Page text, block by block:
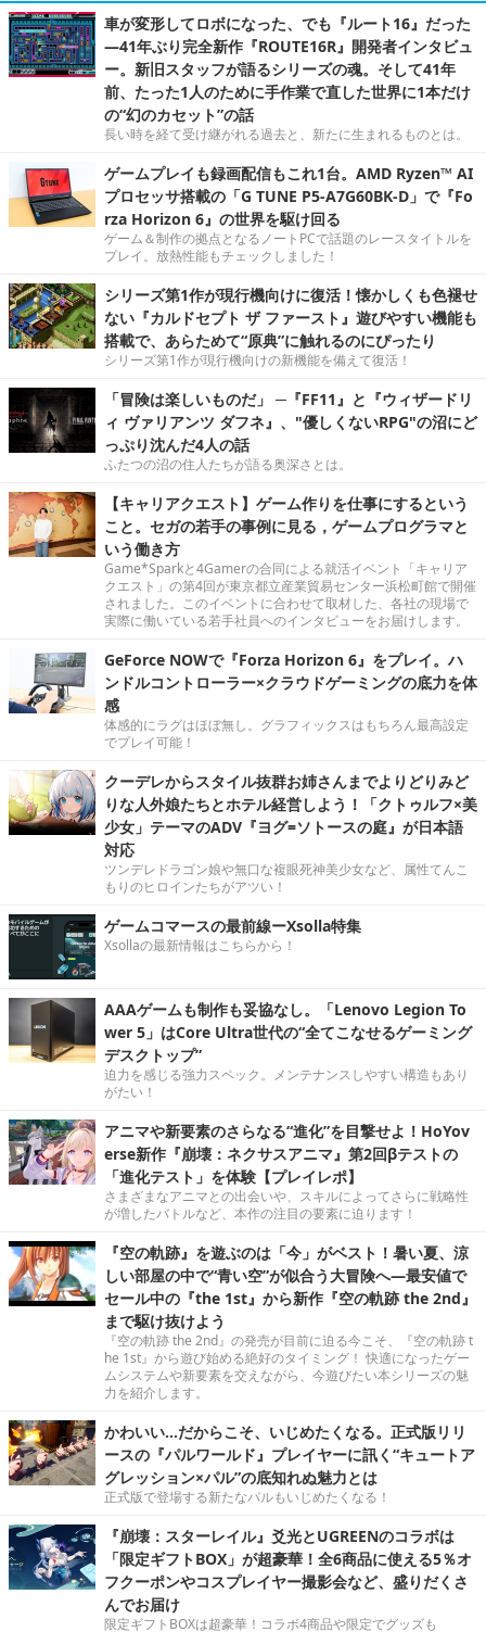
車が変形してロボになった、でも『ルート16』だった
―41年ぶり完全新作『ROUTE16R』開発者インタビュ
ー。新旧スタッフが語るシリーズの魂。そして41年
前、たった1人のために手作業で直した世界に1本だけ
の“幻のカセット”の話
長い時を経て受け継がれる過去と、新たに生まれるものとは。
ゲームプレイも録画配信もこれ1台。AMD Ryzen™ AI
プロセッサ搭載の「G TUNE P5-A7G60BK-D」で『Fo
rza Horizon 6』の世界を駆け回る
ゲーム＆制作の拠点となるノートPCで話題のレースタイトルを
プレイ。放熱性能もチェックしました！
シリーズ第1作が現行機向けに復活！懐かしくも色褪せ
ない『カルドセプト ザ ファースト』遊びやすい機能も
搭載で、あらためて“原典”に触れるのにぴったり
シリーズ第1作が現行機向けの新機能を備えて復活！
「冒険は楽しいものだ」 ─『FF11』と『ウィザードリ
ィ ヴァリアンツ ダフネ』、"優しくないRPG"の沼にど
っぷり沈んだ4人の話
ふたつの沼の住人たちが語る奥深さとは。
【キャリアクエスト】ゲーム作りを仕事にするという
こと。セガの若手の事例に見る，ゲームプログラマと
いう働き方
Game*Sparkと4Gamerの合同による就活イベント「キャリア
クエスト」の第4回が東京都立産業貿易センター浜松町館で開催
されました。このイベントに合わせて取材した、各社の現場で
実際に働いている若手社員へのインタビューをお届けします。
GeForce NOWで『Forza Horizon 6』をプレイ。ハ
ンドルコントローラー×クラウドゲーミングの底力を体
感
体感的にラグはほぼ無し。グラフィックスはもちろん最高設定
でプレイ可能！
クーデレからスタイル抜群お姉さんまでよりどりみど
りな人外娘たちとホテル経営しよう！「クトゥルフ×美
少女」テーマのADV『ヨグ=ソトースの庭』が日本語
対応
ツンデレドラゴン娘や無口な複眼死神美少女など、属性てんこ
もりのヒロインたちがアツい！
ゲームコマースの最前線ーXsolla特集
Xsollaの最新情報はこちらから！
AAAゲームも制作も妥協なし。「Lenovo Legion To
wer 5」はCore Ultra世代の“全てこなせるゲーミング
デスクトップ”
迫力を感じる強力スペック。メンテナンスしやすい構造もあり
がたい！
アニマや新要素のさらなる“進化”を目撃せよ！HoYov
erse新作『崩壊：ネクサスアニマ』第2回βテストの
「進化テスト」を体験【プレイレポ】
さまざまなアニマとの出会いや、スキルによってさらに戦略性
が増したバトルなど、本作の注目の要素に迫ります！
『空の軌跡』を遊ぶのは「今」がベスト！暑い夏、涼
しい部屋の中で“青い空”が似合う大冒険へ―最安値で
セール中の『the 1st』から新作『空の軌跡 the 2nd』
まで駆け抜けよう
『空の軌跡 the 2nd』の発売が目前に迫る今こそ、『空の軌跡 t
he 1st』から遊び始める絶好のタイミング！ 快適になったゲー
ムシステムや新要素を交えながら、今遊びたい本シリーズの魅
力を紹介します。
かわいい…だからこそ、いじめたくなる。正式版リリ
ースの『パルワールド』プレイヤーに訊く“キュートア
グレッション×パル”の底知れぬ魅力とは
正式版で登場する新たなパルもいじめたくなる！
『崩壊：スターレイル』爻光とUGREENのコラボは
「限定ギフトBOX」が超豪華！全6商品に使える5％オ
フクーポンやコスプレイヤー撮影会など、盛りだくさ
んでお届け
限定ギフトBOXは超豪華！コラボ4商品や限定でグッズも